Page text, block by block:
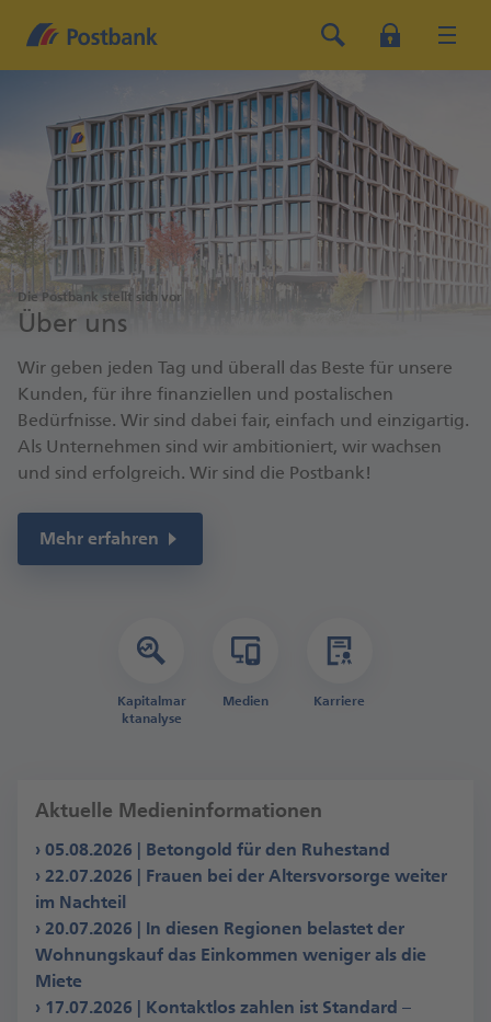
Die Postbank stellt sich vor
Über uns
Wir geben jeden Tag und überall das Beste für unsere
Kunden, für ihre finanziellen und postalischen
Bedürfnisse. Wir sind dabei fair, einfach und einzigartig.
Als Unternehmen sind wir ambitioniert, wir wachsen
und sind erfolgreich. Wir sind die Postbank!
Mehr erfahren
Kapitalmar
kt­analyse
Medien Karriere
Aktuelle Medieninformationen
05.08.2026 | Betongold für den Ruhestand
22.07.2026 | Frauen bei der Altersvorsorge weiter
im Nachteil
20.07.2026 | In diesen Regionen belastet der
Wohnungskauf das Einkommen weniger als die
Miete
17.07.2026 | Kontaktlos zahlen ist Standard –